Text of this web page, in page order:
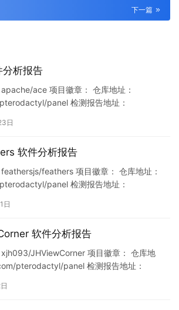
下一篇
析报告
ace 项目徽章： 仓库地址：
panel 检测报告地址：
此报告由Murphysec提供 漏洞列
日
软件分析报告
feathers 项目徽章： 仓库地址：
panel 检测报告地址：
此报告由Murphysec提…
日
软件分析报告
JHViewCorner 项目徽章： 仓库地
pterodactyl/panel 检测报告地址：
此报告由Murphysec提…